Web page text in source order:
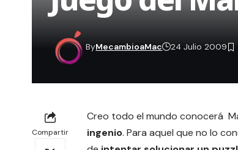
ByMecambioaMac 24 Julio 2009
Compartir
Creo todo el mundo conocerá
ingenio. Para aquel que no lo